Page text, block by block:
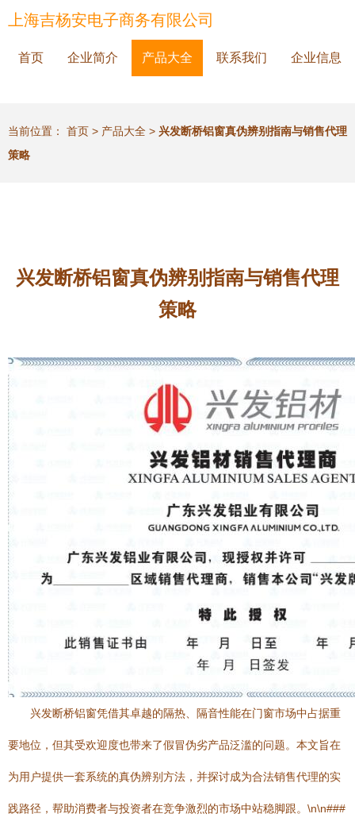
上海吉杨安电子商务有限公司
首页 企业简介 产品大全 联系我们 企业信息
当前位置： 首页 > 产品大全 > 兴发断桥铝窗真伪辨别指南与销售代理
策略
兴发断桥铝窗真伪辨别指南与销售代理
策略
兴发断桥铝窗凭借其卓越的隔热、隔音性能在门窗市场中占据重
要地位，但其受欢迎度也带来了假冒伪劣产品泛滥的问题。本文旨在
为用户提供一套系统的真伪辨别方法，并探讨成为合法销售代理的实
践路径，帮助消费者与投资者在竞争激烈的市场中站稳脚跟。\n\n###